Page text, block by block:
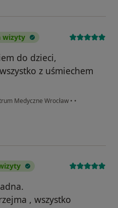
wizyty
do dzieci,
z uśmiechem
Medyczne Wrocław • •
, wszystko